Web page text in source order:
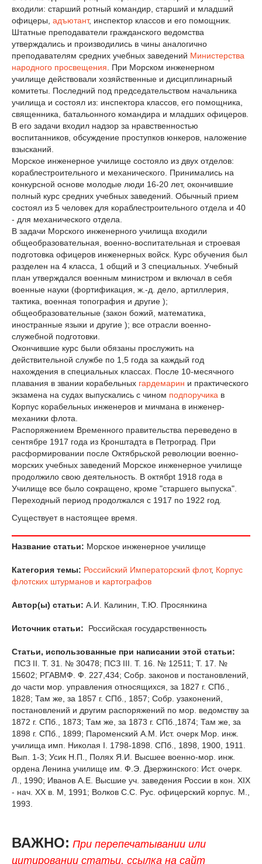
входили: старший ротный командир, старший и младший
офицеры, адъютант, инспектор классов и его помощник.
Штатные преподаватели гражданского ведомства
утверждались и производились в чины аналогично
преподавателям средних учебных заведений Министерства
народного просвещения . При Морском инженерном
училище действовали хозяйственные и дисциплинарный
комитеты. Последний под председательством начальника
училища и состоял из: инспектора классов, его помощника,
священника, батальонного командира и младших офицеров.
В его задачи входил надзор за нравственностью
воспитанников, обсуждение проступков юнкеров, наложение
взысканий.
Морское инженерное училище состояло из двух отделов:
кораблестроительного и механического. Принимались на
конкурсной основе молодые люди 16-20 лет, окончившие
полный курс средних учебных заведений. Обычный прием
состоял из 5 человек для кораблестроительного отдела и 40
- для механического отдела.
В задачи Морского инженерного училища входили
общеобразовательная, военно-воспитательная и строевая
подготовка офицеров инженерных войск. Курс обучения был
разделен на 4 класса, 1 общий и 3 специальных. Учебный
план утверждался военным министром и включал в себя
военные науки (фортификация, ж.-д. дело, артиллерия,
тактика, военная топография и другие );
общеобразовательные (закон божий, математика,
иностранные языки и другие ); все отрасли военно-
служебной подготовки.
Окончившие курс были обязаны прослужить на
действительной службе по 1,5 года за каждый год
нахождения в специальных классах. После 10-месячного
плавания в звании корабельных гардемарин и практического
экзамена на судах выпускались с чином подпоручика в
Корпус корабельных инженеров и мичмана в инженер-
механики флота.
Распоряжением Временного правительства переведено в
сентябре 1917 года из Кронштадта в Петроград. При
расформировании после Октябрьской революции военно-
морских учебных заведений Морское инженерное училище
продолжило свою деятельность. В октябрt 1918 года в
Училище все было сокращено, кроме "старшего выпуска".
Переходный период продолжался с 1917 по 1922 год.
Существует в настоящее время.
Название статьи: Морское инженерное училище
Категория темы: Российский Императорский флот, Корпус
флотских штурманов и картографов
Автор(ы) статьи: А.И. Калинин, Т.Ю. Просянкина
Источник статьи: Российская государственность
Статьи, использованные при написании этой статьи:
ПСЗ II. Т. 31. № 30478; ПСЗ III. Т. 16. № 12511; Т. 17. №
15602; РГАВМФ. Ф. 227,434; Собр. законов и постановлений,
до части мор. управления относящихся, за 1827 г. СПб.,
1828; Там же, за 1857 г. СПб., 1857; Собр. узаконений,
постановлений и другим распоряжений по мор. ведомству за
1872 г. СПб., 1873; Там же, за 1873 г. СПб.,1874; Там же, за
1898 г. СПб., 1899; Пароменский A.M. Ист. очерк Мор. инж.
училища имп. Николая I. 1798-1898. СПб., 1898, 1900, 1911.
Вып. 1-3; Усик Н.П., Полях Я.И. Высшее военно-мор. инж.
ордена Ленина училище им. Ф.Э. Дзержинского: Ист. очерк.
Л., 1990; Иванов А.Е. Высшие уч. заведения России в кон. XIX
- нач. XX в. М, 1991; Волков С.С. Рус. офицерский корпус. М.,
1993.
ВАЖНО: При перепечатывании или
цитировании статьи, ссылка на сайт